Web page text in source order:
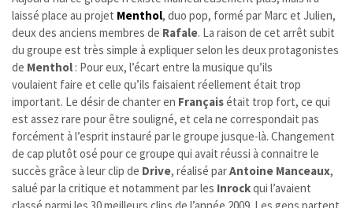
laissé place au projet Menthol, duo pop, formé par Marc et Julien,
deux des anciens membres de Rafale. La raison de cet arrêt subit
du groupe est très simple à expliquer selon les deux protagonistes
de Menthol : Pour eux, l’écart entre la musique qu’ils
voulaient faire et celle qu’ils faisaient réellement était trop
important. Le désir de chanter en Françaisétait trop fort, ce qui
est assez rare pour être souligné, et cela ne correspondait pas
forcément à l’esprit instauré par le groupe jusque-là. Changement
de cap plutôt osé pour ce groupe qui avait réussi à connaitre le
succès grâce à leur clip de Drive, réalisé parAntoine Manceaux,
salué par la critique et notamment par les Inrockqui l’avaient